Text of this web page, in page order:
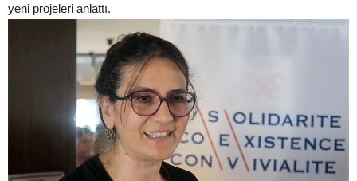
yeni projeleri anlattı.